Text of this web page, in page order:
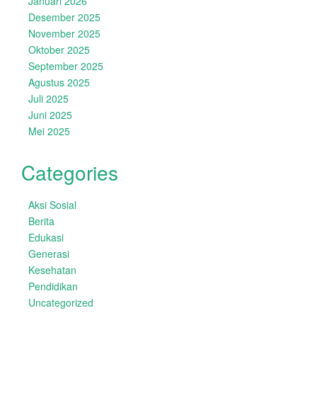
Desember 2025
November 2025
Oktober 2025
September 2025
Agustus 2025
Juli 2025
Juni 2025
Mei 2025
Categories
Aksi Sosial
Berita
Edukasi
Generasi
Kesehatan
Pendidikan
Uncategorized